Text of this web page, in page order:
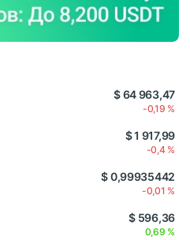
$ 64 963,47
-0,19 %
$ 1 917,99
-0,4 %
$ 0,99935442
-0,01 %
$ 596,36
0,69 %